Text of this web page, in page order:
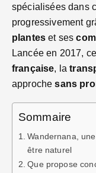
spécialisées dans
progressivement
plantes et ses
Lancée en 2017,
française, la
approchesans
Sommaire
Wandernana,
être naturel
Que propose